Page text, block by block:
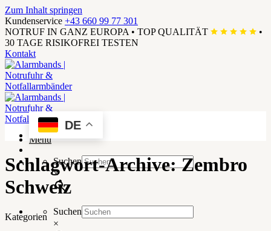
Zum Inhalt springen
Kundenservice +43 660 99 77 301
NOTRUF IN GANZ EUROPA • TOP QUALITÄT
•
30 TAGE RISIKOFREI TESTEN
Kontakt
Menü
Suchen
×
Suchen
×
DE
Schlagwort-Archive:Zembro
Schweiz
Kategorien